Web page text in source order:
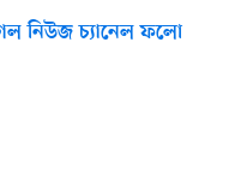
নিউজ চ্যানেল ফলো